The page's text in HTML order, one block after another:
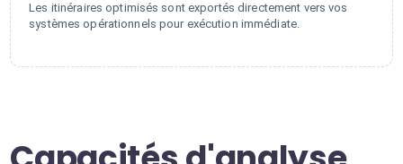
Les itinéraires optimisés sont exportés directement vers vos
systèmes opérationnels pour exécution immédiate.